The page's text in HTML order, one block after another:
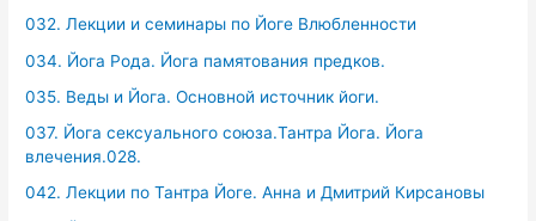
032. Лекции и семинары по Йоге Влюбленности
034. Йога Рода. Йога памятования предков.
035. Веды и Йога. Основной источник йоги.
037. Йога сексуального союза.Тантра Йога. Йога
влечения.028.
042. Лекции по Тантра Йоге. Анна и Дмитрий Кирсановы